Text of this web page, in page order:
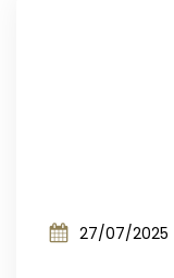
27/07/2025